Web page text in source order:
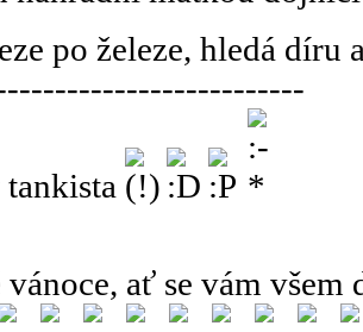
po železe, hledá díru
vánoce, ať se vám všem